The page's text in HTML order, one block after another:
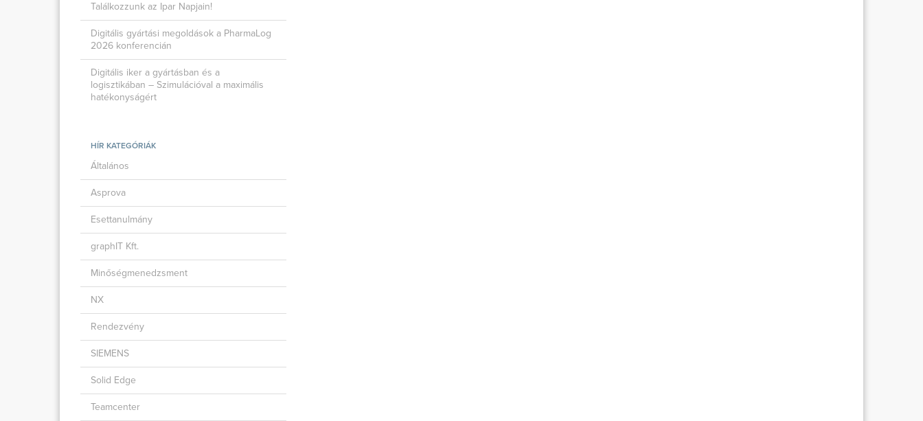
Találkozzunk az Ipar Napjain!
Digitális gyártási megoldások a PharmaLog
2026 konferencián
Digitális iker a gyártásban és a
logisztikában – Szimulációval a maximális
hatékonyságért
HÍR KATEGÓRIÁK
Általános
Asprova
Esettanulmány
graphIT Kft.
Minőségmenedzsment
NX
Rendezvény
SIEMENS
Solid Edge
Teamcenter